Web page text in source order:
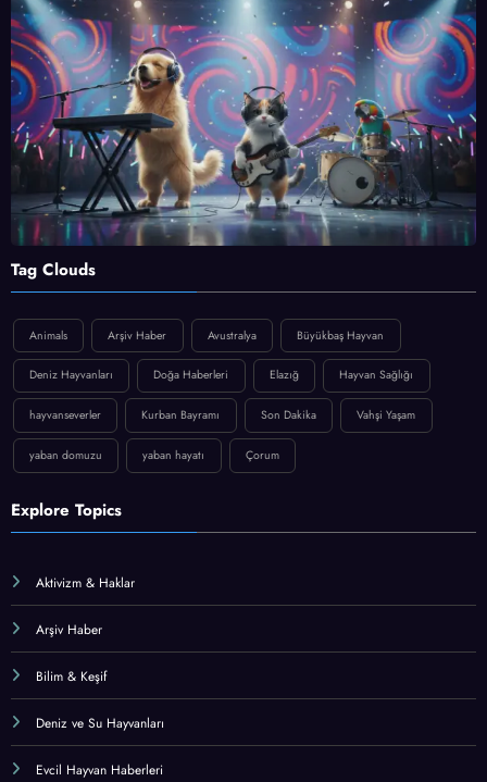
Tag Clouds
Animals Arşiv Haber Avustralya Büyükbaş Hayvan
Deniz Hayvanları Doğa Haberleri Elazığ Hayvan Sağlığı
hayvanseverler Kurban Bayramı Son Dakika Vahşi Yaşam
yaban domuzu yaban hayatı Çorum
Explore Topics
Aktivizm & Haklar
Arşiv Haber
Bilim & Keşif
Deniz ve Su Hayvanları
Evcil Hayvan Haberleri